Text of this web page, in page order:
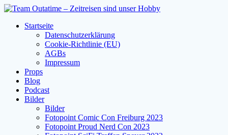
Zum
springenStartseite
Datenschutzerklärung
Cookie-Richtlinie (EU)
AGBs
Impressum
Props
Blog
Podcast
Bilder
Bilder
Fotopoint Comic Con Freiburg 2023
Fotopoint Proud Nerd Con 2023